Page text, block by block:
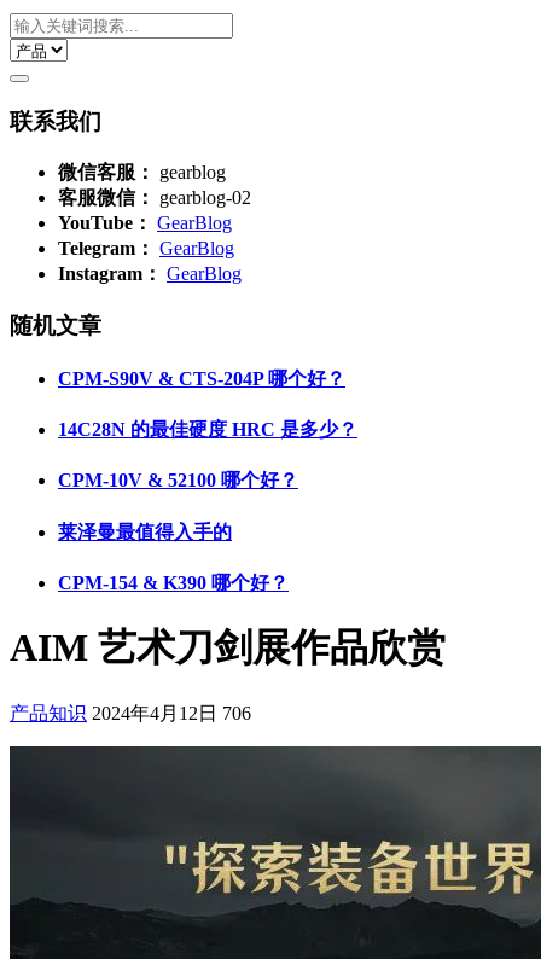
联系我们
微信客服：
gearblog
客服微信：
gearblog-02
YouTube： GearBlog
Telegram： GearBlog
Instagram： GearBlog
随机文章
CPM-S90V & CTS-204P 哪个好？
14C28N 的最佳硬度 HRC 是多少？
CPM-10V & 52100 哪个好？
莱泽曼最值得入手的
CPM-154 & K390 哪个好？
AIM 艺术刀剑展作品欣赏
产品知识 2024年4月12日 706